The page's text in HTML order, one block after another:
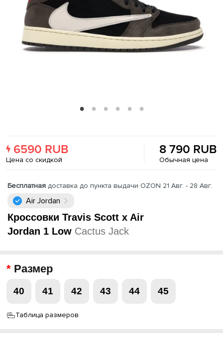
6590 RUB
Цена со скидкой
8 790 RUB
Обычная цена
Бесплатная доставка до пункта выдачи OZON 21 Авг. - 28 Авг.
Air Jordan
Кроссовки Travis Scott x Air
Jordan 1 Low Cactus Jack
Размер
40 41 42 43 44 45
Таблица размеров